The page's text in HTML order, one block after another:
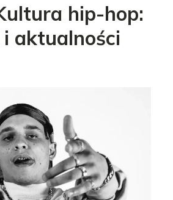
hip-hop:
aktualności